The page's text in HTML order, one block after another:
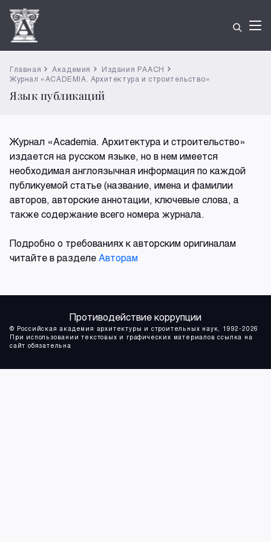
Главная Академия
Издания РААСН
Журнал «ACADEMIA. Архитектура и строительство»
Язык публикаций
Журнал «Academia. Архитектура и строительство»
издается на русском языке, но в нем имеется
необходимая англоязычная информация по каждой
публикуемой статье (название, имена и фамилии
авторов, авторские аннотации, ключевые слова, а
также содержание всего номера журнала.
Подробно о требованиях к авторским оригиналам
читайте в разделе Авторам
© Российская академия архитектуры и строительных наук, 1992-2026
При использовании текстовых и графических материалов ссылка на
сайт обязательна
Противодействие коррупции